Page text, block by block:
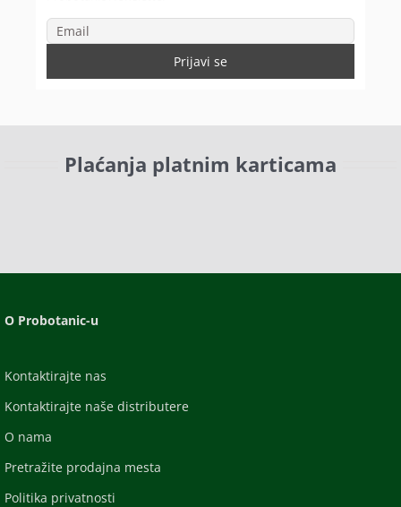
Plaćanja platnim karticama
O Probotanic-u
Kontaktirajte nas
Kontaktirajte naše distributere
O nama
Pretražite prodajna mesta
Politika privatnosti